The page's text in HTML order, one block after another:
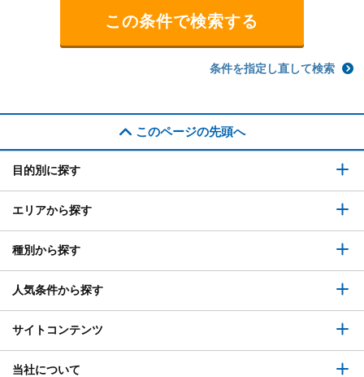
条件を指定し直して検索
このページの先頭へ
目的別に探す
エリアから探す
種別から探す
人気条件から探す
サイトコンテンツ
当社について